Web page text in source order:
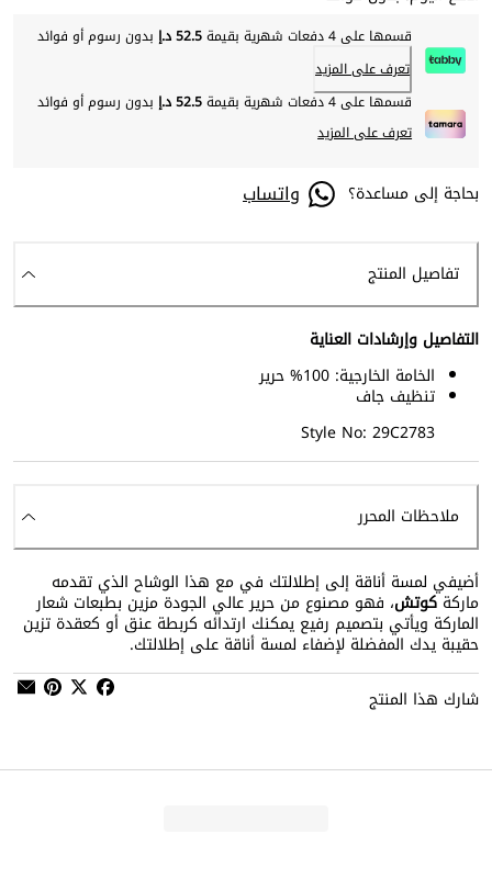
قسمها على 4 دفعات شهرية بقيمة 52.5 د.إ
بدون رسوم أو فوائد
تعرف على المزيد
قسمها على 4 دفعات شهرية بقيمة
52.5 د.إ
بدون رسوم أو فوائد
تعرف على المزيد
بحاجة إلى مساعدة؟ واتساب
تفاصيل المنتج
التفاصيل وإرشادات العناية
الخامة الخارجية: 100% حرير
تنظيف جاف
Style No: 29C2783
ملاحظات المحرر
أضيفي لمسة أناقة إلى إطلالتك في مع هذا الوشاح الذي تقدمه
ماركةكوتش، فهو مصنوع من حرير عالي الجودة مزين بطبعات شعار
الماركة ويأتي بتصميم رفيع يمكنك ارتدائه كربطة عنق أو كعقدة تزين
حقيبة يدك المفضلة لإضفاء لمسة أناقة على إطلالتك.
شارك هذا المنتج